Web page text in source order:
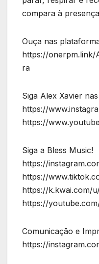
compara à
Ouça nas
https://onerpm.link/
ra
Siga Alex Xavier
https://
https://
Siga a Bless Music!
https://
https://
https://k.kwai.com/
https://
Comunicação e
https://